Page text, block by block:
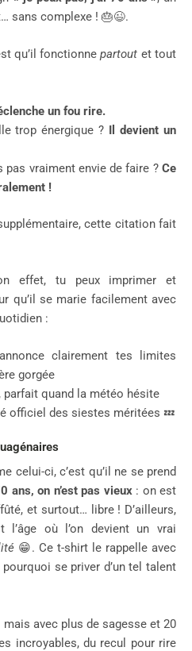
sans complexe ! 🎂😉.
qu’il fonctionnepartout et tout
un fou rire.
trop énergique ? Il devient un
pas vraiment envie de faire ? Ce
!
cette citation fait
effet, tu peux imprimer et
qu’il se marie facilement avec
:
clairement tes limites
gorgée
parfait quand la météo hésite
officiel des siestes méritées 💤
celui-ci, c’est qu’il ne se prend
ans, on n’est pas vieux: on est
et surtout… libre ! D’ailleurs,
l’âge où l’on devient un vrai
😁. Ce t-shirt le rappelle avec
se priver d’un tel talent
mais avec plus de sagesse et 20
incroyables, du recul pour rire